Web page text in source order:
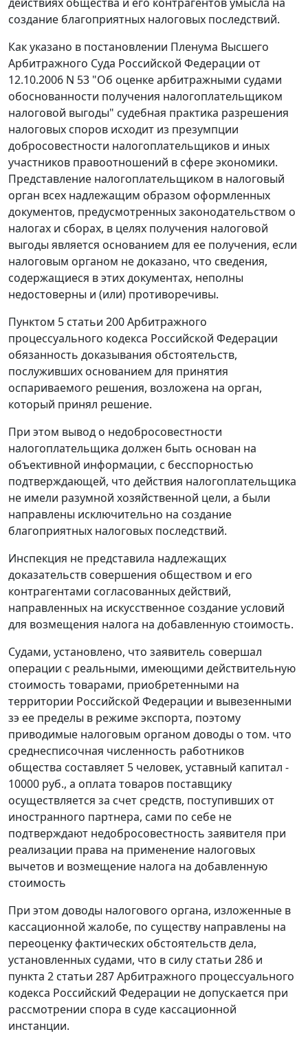
действиях общества и его контрагентов умысла на
создание благоприятных налоговых последствий.
Как указано в постановлении Пленума Высшего
Арбитражного Суда Российской Федерации от
12.10.2006 N 53 "Об оценке арбитражными судами
обоснованности получения налогоплательщиком
налоговой выгоды" судебная практика разрешения
налоговых споров исходит из презумпции
добросовестности налогоплательщиков и иных
участников правоотношений в сфере экономики.
Представление налогоплательщиком в налоговый
орган всех надлежащим образом оформленных
документов, предусмотренных законодательством о
налогах и сборах, в целях получения налоговой
выгоды является основанием для ее получения, если
налоговым органом не доказано, что сведения,
содержащиеся в этих документах, неполны
недостоверны и (или) противоречивы.
Пунктом 5 статьи 200Арбитражного
процессуального кодекса Российской Федерации
обязанность доказывания обстоятельств,
послуживших основанием для принятия
оспариваемого решения, возложена на орган,
который принял решение.
При этом вывод о недобросовестности
налогоплательщика должен быть основан на
объективной информации, с бесспорностью
подтверждающей, что действия налогоплательщика
не имели разумной хозяйственной цели, а были
направлены исключительно на создание
благоприятных налоговых последствий.
Инспекция не представила надлежащих
доказательств совершения обществом и его
контрагентами согласованных действий,
направленных на искусственное создание условий
для возмещения налога на добавленную стоимость.
Судами, установлено, что заявитель совершал
операции с реальными, имеющими действительную
стоимость товарами, приобретенными на
территории Российской Федерации и вывезенными
зэ ее пределы в режиме экспорта, поэтому
приводимые налоговым органом доводы о том. что
среднесписочная численность работников
общества составляет 5 человек, уставный капитал -
10000 руб., а оплата товаров поставщику
осуществляется за счет средств, поступивших от
иностранного партнера, сами по себе не
подтверждают недобросовестность заявителя при
реализации права на применение налоговых
вычетов и возмещение налога на добавленную
стоимость
При этом доводы налогового органа, изложенные в
кассационной жалобе, по существу направлены на
переоценку фактических обстоятельств дела,
установленных судами, что в силу статьи 286 и
пункта 2 статьи 287Арбитражного процессуального
кодекса Российский Федерации не допускается при
рассмотрении спора в суде кассационной
инстанции.